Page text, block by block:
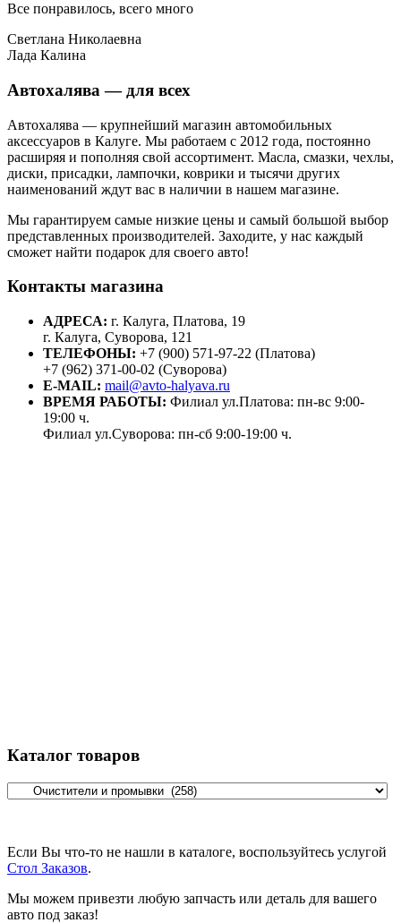
Все понравилось, всего много
Светлана Николаевна
Лада Калина
Автохалява — для всех
Автохалява — крупнейший магазин автомобильных
аксессуаров в Калуге. Мы работаем с 2012 года, постоянно
расширяя и пополняя свой ассортимент. Масла, смазки, чехлы,
диски, присадки, лампочки, коврики и тысячи других
наименований ждут вас в наличии в нашем магазине.
Мы гарантируем самые низкие цены и самый большой выбор
представленных производителей. Заходите, у нас каждый
сможет найти подарок для своего авто!
Контакты магазина
АДРЕСА: г. Калуга, Платова, 19
г. Калуга, Суворова, 121
ТЕЛЕФОНЫ: +7 (900) 571-97-22 (Платова)
+7 (962) 371-00-02 (Суворова)
E-MAIL: mail@avto-halyava.ru
ВРЕМЯ РАБОТЫ: Филиал ул.Платова: пн-вс 9:00-
19:00 ч.
Филиал ул.Суворова: пн-сб 9:00-19:00 ч.
Каталог товаров
Если Вы что-то не нашли в каталоге, воспользуйтесь услугой
Стол Заказов.
Мы можем привезти любую запчасть или деталь для вашего
авто под заказ!